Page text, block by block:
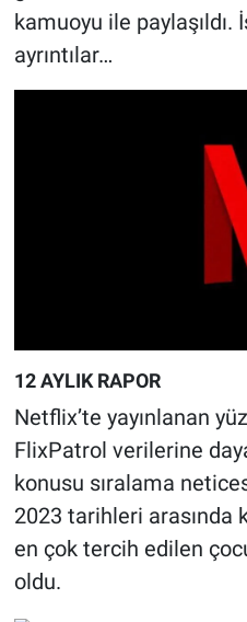
kamuoyu ile
ayrıntılar…
12 AYLIK RAPOR
Netflix’te yayınlanan
FlixPatrol verilerine
konusu sıralama
2023 tarihleri arasında
en çok tercih edilen
oldu.